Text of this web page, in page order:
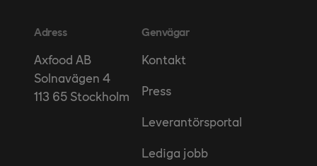
Adress
Axfood AB
Solnavägen 4
113 65 Stockholm
Genvägar
Kontakt
Press
Leverantörsportal
Lediga jobb